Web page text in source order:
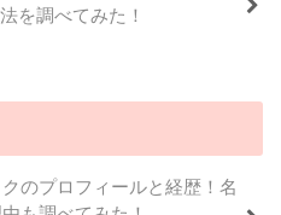
を調べてみた！
のプロフィールと経歴！名